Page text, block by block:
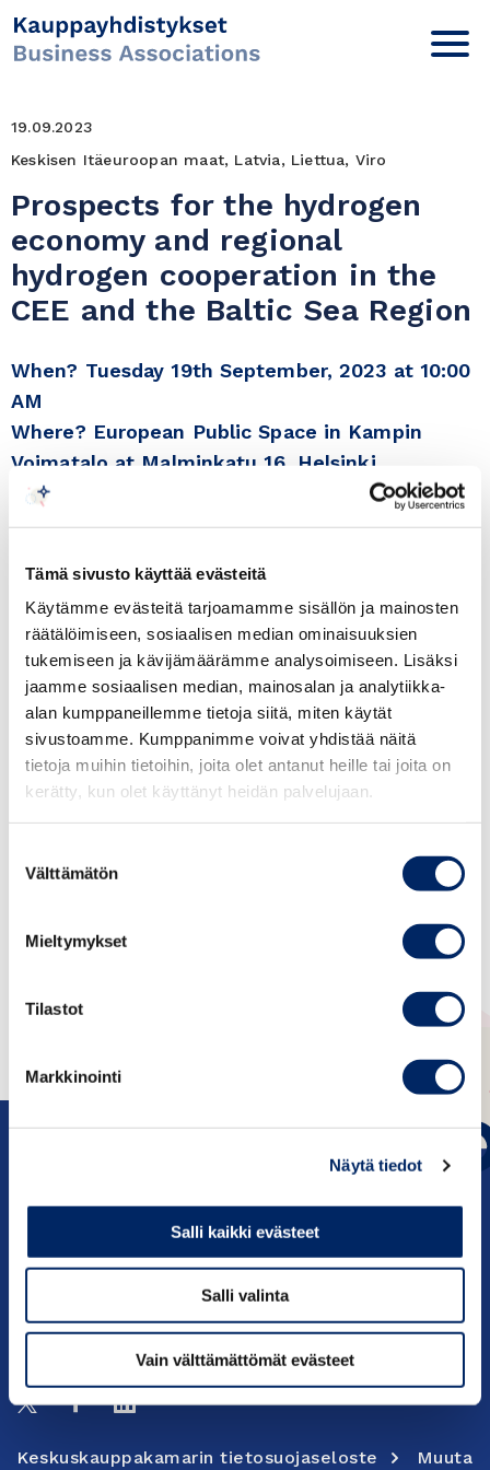
Tämä sivusto käyttää evästeitä
Käytämme evästeitä tarjoamamme sisällön ja mainosten
räätälöimiseen, sosiaalisen median ominaisuuksien
tukemiseen ja kävijämäärämme analysoimiseen. Lisäksi
jaamme sosiaalisen median, mainosalan ja analytiikka-
alan kumppaneillemme tietoja siitä, miten käytät
sivustoamme. Kumppanimme voivat yhdistää näitä
tietoja muihin tietoihin, joita olet antanut heille tai joita on
kerätty, kun olet käyttänyt heidän palvelujaan.
valinta
Välttämätön
Mieltymykset
Tilastot
Markkinointi
Näytä tiedot
Salli kaikki evästeet
Salli valinta
Vain välttämättömät evästeet
19.09.2023
Keskisen Itäeuroopan maat, Latvia, Liettua, Viro
Prospects for the hydrogen
economy and regional
hydrogen cooperation in the
CEE and the Baltic Sea Region
When? Tuesday 19th September, 2023 at 10:00
AM
Where? European Public Space in Kampin
Voimatalo at Malminkatu 16, Helsinki
The Embassy of the Republic of Poland,
Finland, VTT Technical Research Centre of
Finland and Lukasiewicz Research Network have
the pleasure of inviting you to a seminar
entitled: Prospects for the hydrogen economy
and regional hydrogen cooperation in the CEE
and the Baltic Sea Region.
This public seminar is open for all, but due to
limited places at the Eurooppasali, we kindly
ask you to register at hel.events (a) msz.gov.pl.
c/o Keskuskauppakamari PL 1000, 00101
Helsinki
Seuraa meitä:
Keskuskauppakamarin tietosuojaseloste Muuta